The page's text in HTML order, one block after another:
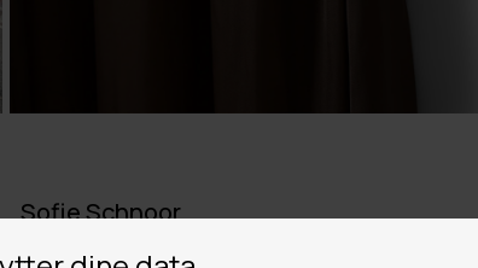
Sofie Schnoor
Sofie Schnoor er et dansk modebrand kendt for sin